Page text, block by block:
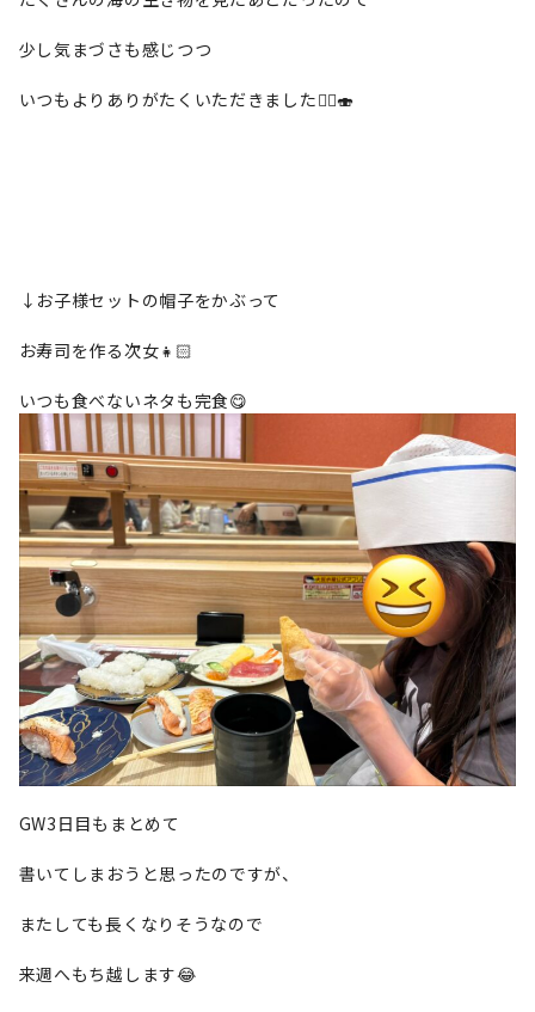
少し気まづさも感じつつ
いつもよりありがたくいただきました🙂‍↕️🍣
↓お子様セットの帽子をかぶって
お寿司を作る次女👧🏻
いつも食べないネタも完食😋
GW3日目もまとめて
書いてしまおうと思ったのですが、
またしても長くなりそうなので
来週へもち越します😂